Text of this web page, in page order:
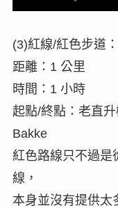
(3)紅線/紅色步道：
距離：1 公里
時間：1 小時
起點/終點：老直
Bakke
紅色路線只不過是
線，
本身並沒有提供太